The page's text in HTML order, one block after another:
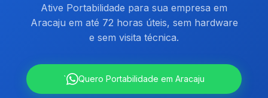
Ative Portabilidade para sua empresa em
Aracaju em até 72 horas úteis, sem hardware
e sem visita técnica.
` Quero Portabilidade em Aracaju